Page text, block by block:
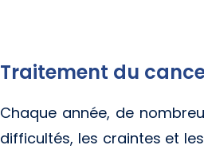
Traitement du
Chaque année, de
difficultés, les craintes et